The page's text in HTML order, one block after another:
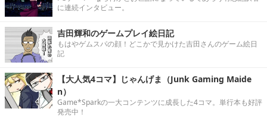
に連続インタビュー。
吉田輝和のゲームプレイ絵日記
もはやゲムスパの顔！どこかで見かけた吉田さんのゲーム絵日
記
【大人気4コマ】じゃんげま（Junk Gaming Maide
n）
Game*Sparkの一大コンテンツに成長した4コマ。単行本も好評
発売中！